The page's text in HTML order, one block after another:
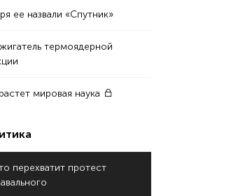
ее назвали «Спутник»
термоядерной
мировая наука
перехватит протест